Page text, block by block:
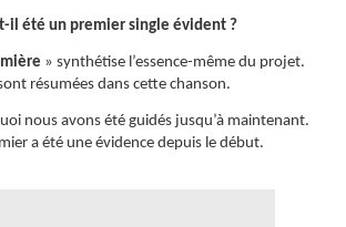
il été un premier single évident ?
» synthétise l’essence-même du projet.
résumées dans cette chanson.
nous avons été guidés jusqu’à maintenant.
a été une évidence depuis le début.